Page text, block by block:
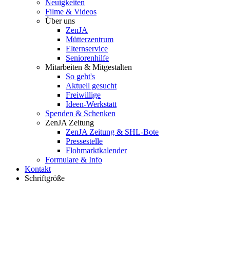
Neuigkeiten
Filme & Videos
Über uns
ZenJA
Mütterzentrum
Elternservice
Seniorenhilfe
Mitarbeiten & Mitgestalten
So geht's
Aktuell gesucht
Freiwillige
Ideen-Werkstatt
Spenden & Schenken
ZenJA Zeitung
ZenJA Zeitung & SHL-Bote
Pressestelle
Flohmarktkalender
Formulare & Info
Kontakt
Schriftgröße